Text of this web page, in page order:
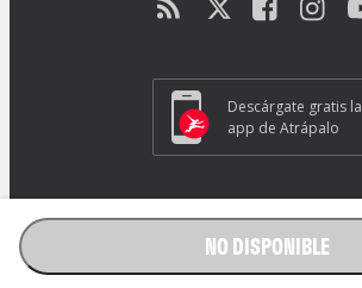
NO DISPONIBLE
Descárgate gratis la
app de Atrápalo